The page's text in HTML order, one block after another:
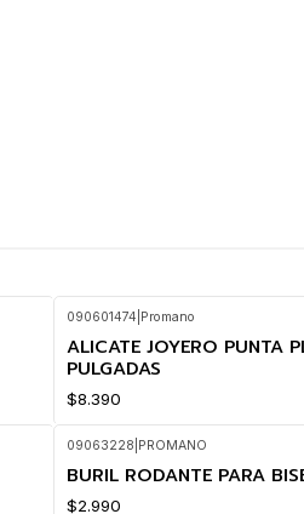
090601474 Promano
ALICATE JOYERO PUNTA
PULGADAS
$8.390
09063228 PROMANO
BURIL RODANTE PARA
$2.990